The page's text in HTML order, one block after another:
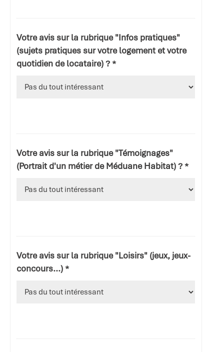
Votre avis sur la rubrique "Infos pratiques"
(sujets pratiques sur votre logement et votre
quotidien de locataire) ? *
Votre avis sur la rubrique "Témoignages"
(Portrait d'un métier de Méduane Habitat) ? *
Votre avis sur la rubrique "Loisirs" (jeux, jeux-
concours...) *